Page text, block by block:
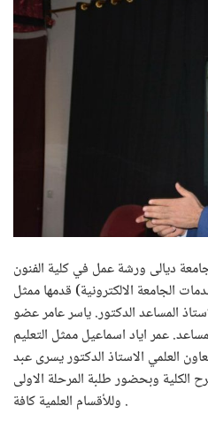
ديالى ورشة عمل في كلية الفنون
الجامعة الالكترونية) قدمها ممثل
المساعد الدكتور. ياسر عامر عضو
عمر اياد اسماعيل ممثل التعليم
العلمي الاستاذ الدكتور يسرى عبد
وبحضور طلبة المرحلة الاولى
وللأقسام العلمية كافة .